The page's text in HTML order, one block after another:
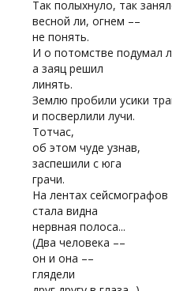
Так полыхнуло, так
весной ли, огнем ––
не понять.
И о потомстве подумал
а заяц решил
линять.
Землю пробили усики
и посверлили лучи.
Тотчас,
об этом чуде узнав,
заспешили с юга
грачи.
На лентах сейсмографов
стала видна
нервная полоса...
(Два человека ––
он и она ––
глядели